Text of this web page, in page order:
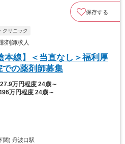
保存する
クリニック
剤師求人
本線】＜当直なし＞福利厚
の薬剤師募集
万円程度 24歳～
万円程度 24歳～
関) 丹波口駅